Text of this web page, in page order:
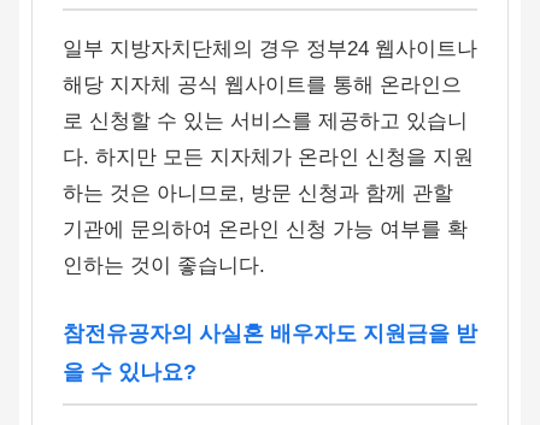
일부 지방자치단체의 경우 정부24 웹사이트나
해당 지자체 공식 웹사이트를 통해 온라인으
로 신청할 수 있는 서비스를 제공하고 있습니
다. 하지만 모든 지자체가 온라인 신청을 지원
하는 것은 아니므로, 방문 신청과 함께 관할
기관에 문의하여 온라인 신청 가능 여부를 확
인하는 것이 좋습니다.
참전유공자의 사실혼 배우자도 지원금을 받
을 수 있나요?